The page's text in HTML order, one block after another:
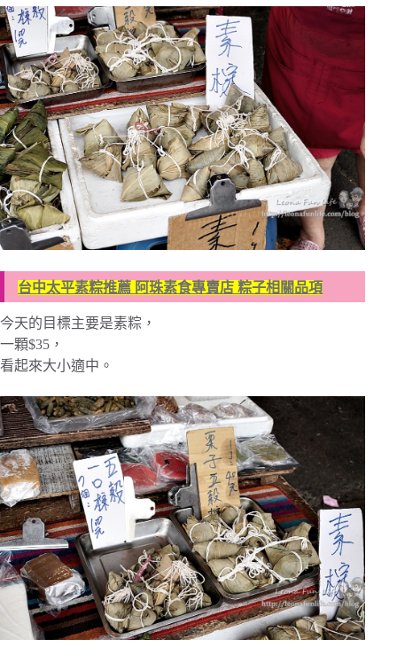
台中太平素粽推薦 阿珠素食專賣店 粽子相關品項
今天的目標主要是素粽，
一顆$35，
看起來大小適中。